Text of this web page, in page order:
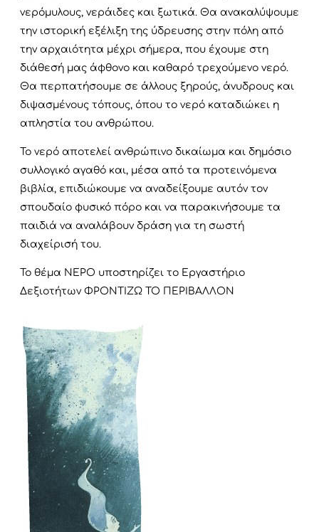
νερόμυλους, νεράιδες και ξωτικά. Θα ανακαλύψουμε
την ιστορική εξέλιξη της ύδρευσης στην πόλη από
την αρχαιότητα μέχρι σήμερα, που έχουμε στη
διάθεσή μας άφθονο και καθαρό τρεχούμενο νερό.
Θα περπατήσουμε σε άλλους ξηρούς, άνυδρους και
διψασμένους τόπους, όπου το νερό καταδιώκει η
απληστία του ανθρώπου.
Το νερό αποτελεί ανθρώπινο δικαίωμα και δημόσιο
συλλογικό αγαθό και, μέσα από τα προτεινόμενα
βιβλία, επιδιώκουμε να αναδείξουμε αυτόν τον
σπουδαίο φυσικό πόρο και να παρακινήσουμε τα
παιδιά να αναλάβουν δράση για τη σωστή
διαχείρισή του.
To θέμα ΝΕΡΟ υποστηρίζει το Εργαστήριο
Δεξιοτήτων ΦΡΟΝΤΙΖΩ ΤΟ ΠΕΡΙΒΑΛΛΟΝ